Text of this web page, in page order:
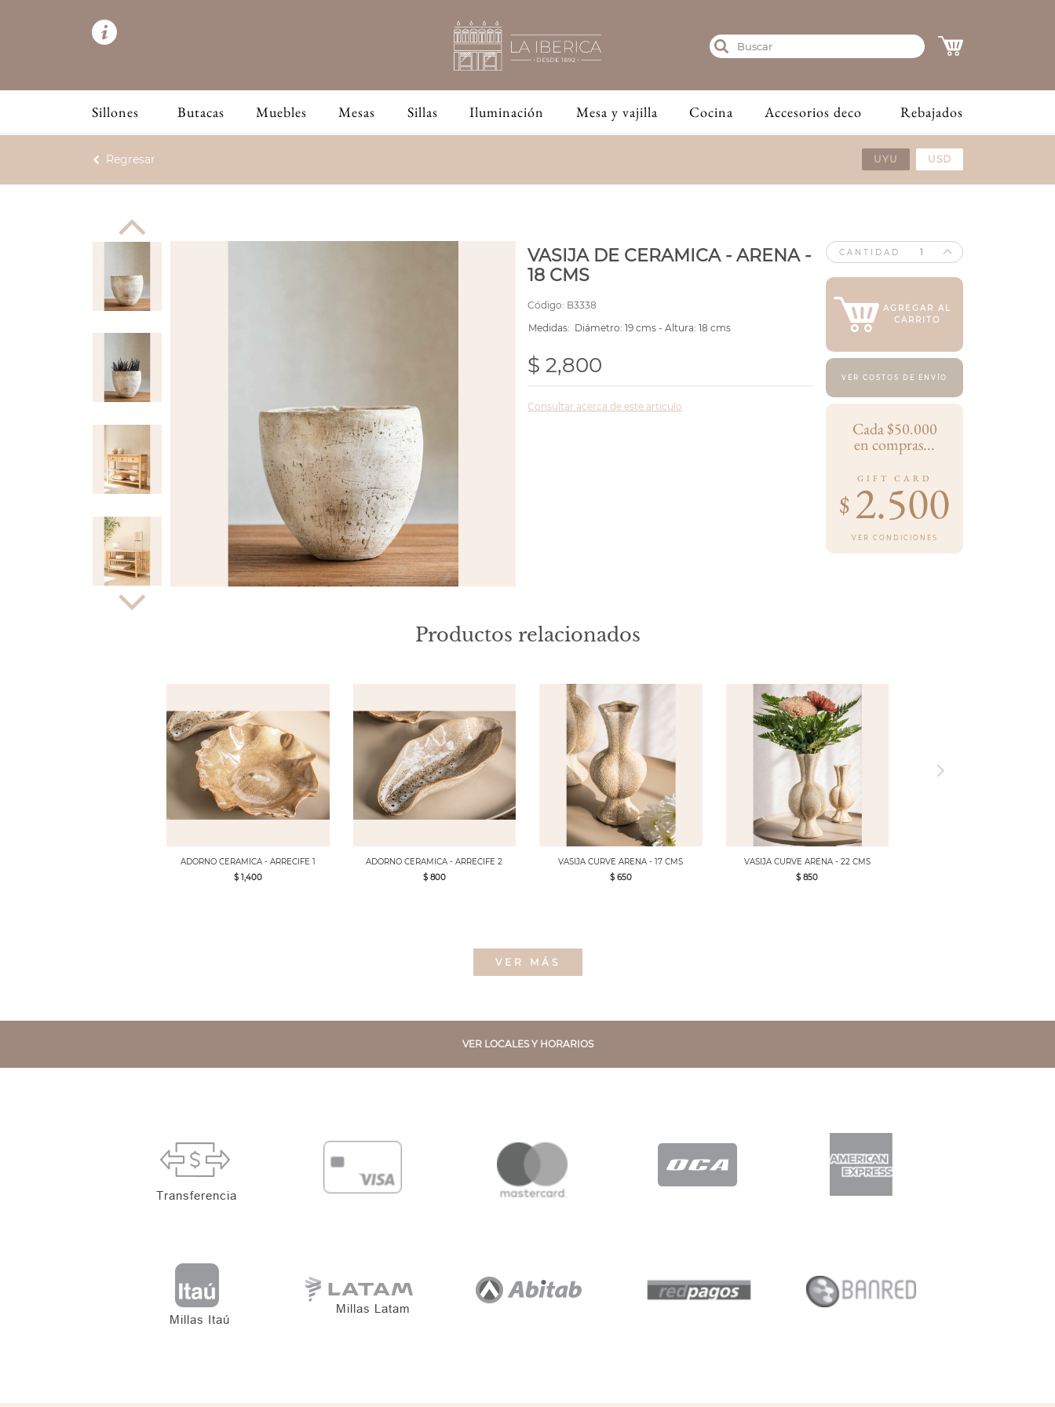
Sillones Butacas Muebles Mesas Sillas Iluminación Mesa y vajilla Cocina Accesorios deco Rebajados
Regresar UYU USD
VASIJA DE CERAMICA - ARENA -
18 CMS
Código: B3338
Medidas: Diámetro: 19 cms - Altura: 18 cms
$ 2,800
Consultar acerca de este articulo
CANTIDAD
AGREGAR AL
CARRITO
VER COSTOS DE ENVÍO
Cada $50.000
en compras...
GIFT CARD
$ 2.500
VER CONDICIONES
Productos relacionados
ADORNO CERAMICA - ARRECIFE 1
$ 1,400
ADORNO CERAMICA - ARRECIFE 2
$ 800
VASIJA CURVE ARENA - 17 CMS
$ 650
VASIJA CURVE ARENA - 22 CMS
$ 850
VER MÁS
VER LOCALES Y HORARIOS